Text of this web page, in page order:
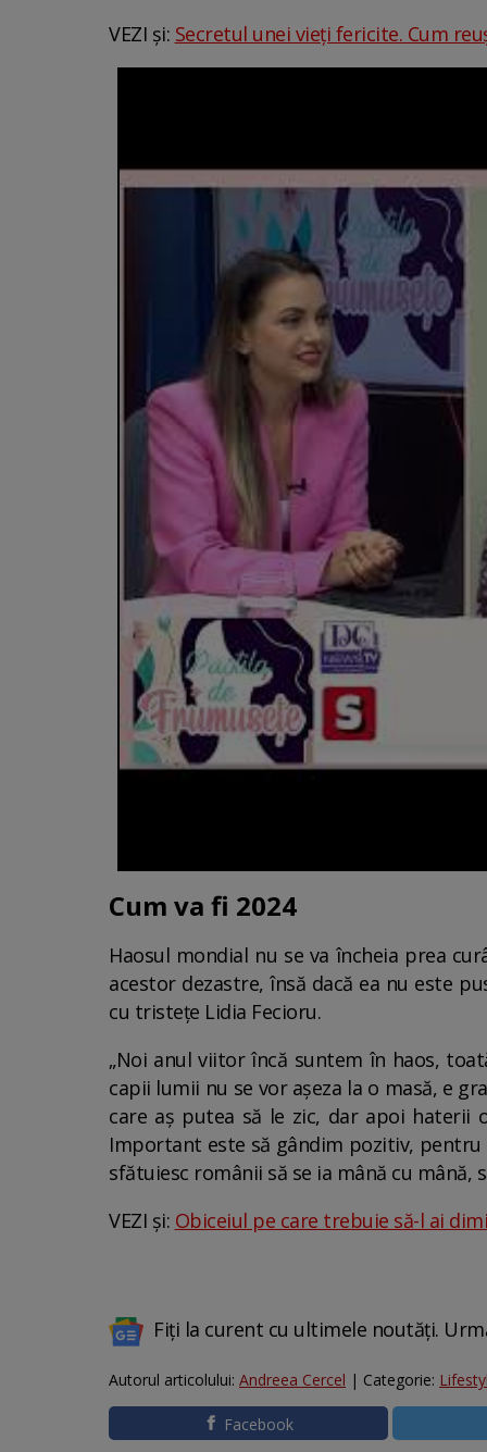
VEZI și: Secretul unei vieți fericite. Cum
Cum va fi 2024
Haosul mondial nu se va încheia prea
acestor dezastre, însă dacă ea nu este
cu tristețe Lidia Fecioru.
„Noi anul viitor încă suntem în haos,
capii lumii nu se vor așeza la o masă, e
care aș putea să le zic, dar apoi haterii
Important este să gândim pozitiv, pentru
sfătuiesc românii să se ia mână cu mână,
VEZI și: Obiceiul pe care trebuie să-l ai
Fiți la curent cu ultimele noutăți.
Autorul articolului: Andreea Cercel | Categorie:
Facebook